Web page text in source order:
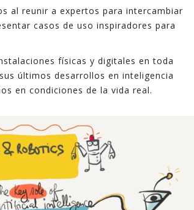
al reunir a expertos para intercambiar
casos de uso inspiradores para
físicas y digitales en toda
últimos desarrollos en inteligencia
en condiciones de la vida real.